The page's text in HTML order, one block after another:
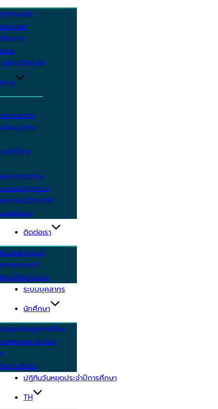
ำวิทยาลัย
ทยาลัย
ชาการ
าร
สร้างวิทยาลัย
กร
ณบุคลากร
ข้อมูลส่วน
จำปีการ
ละหน่วยงาน
ารและกิจกรรม
ากาศในวิทยาลัย
านกับเรา
ติดต่อเรา
รงอธิการบดี
ตรงคณะบดี
รงฝ่ายการเงิน
ระบบบุคลากร
นักศึกษา
รสอบชิงทุนการศึกษา
สอบผลการเรียน
.
นการศึกษา
ปฏิทินวันหยุดประจำปีการศึกษา
TH